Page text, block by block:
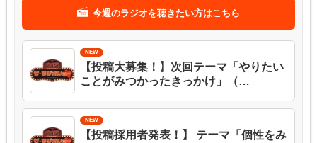
今週のラジオを聴きたい方はこちら
【投稿大募集！】次回テーマ「やりたい
ことがみつかったきっかけ」（…
【投稿採用者発表！】 テーマ「個性をみ